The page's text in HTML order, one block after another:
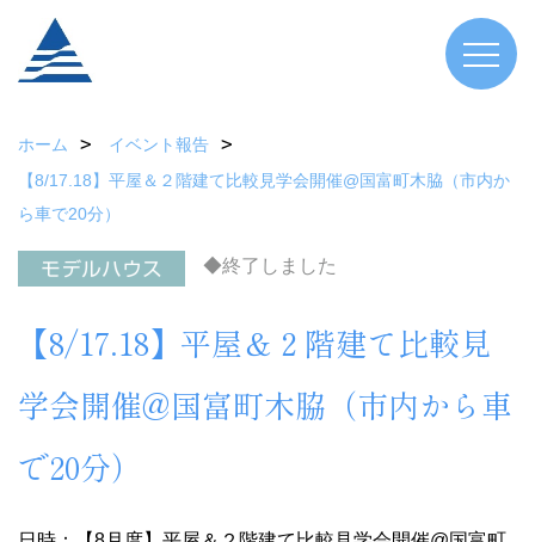
ホーム
イベント報告
【8/17.18】平屋＆２階建て比較見学会開催@国富町木脇（市内か
ら車で20分）
◆終了しました
【8/17.18】平屋＆２階建て比較見
学会開催@国富町木脇（市内から車
で20分）